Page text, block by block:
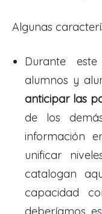
Algunas
Durante
alumnos y
anticipar las
de los
información
unificar
catalogan
capacidad
deberíamos